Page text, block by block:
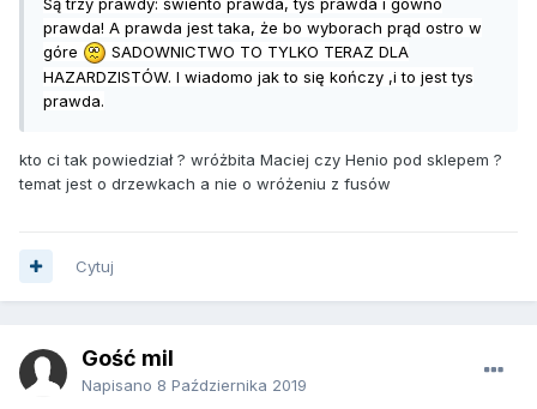
prawda! A prawda jest taka, że bo wyborach prąd ostro w
góre
SADOWNICTWO TO TYLKO TERAZ DLA
HAZARDZISTÓW. I wiadomo jak to się kończy ,i to jest tys
prawda.
kto ci tak powiedział ? wróżbita Maciej czy Henio pod sklepem ?
temat jest o drzewkach a nie o wróżeniu z fusów
Cytuj
Gość mil
Napisano 8 Października 2019